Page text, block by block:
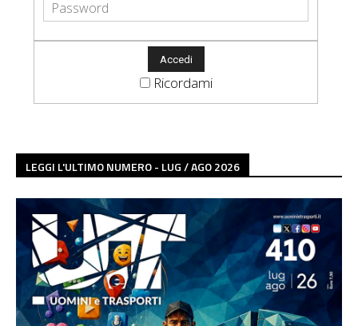
Ricordami
LEGGI L'ULTIMO NUMERO - LUG / AGO 2026